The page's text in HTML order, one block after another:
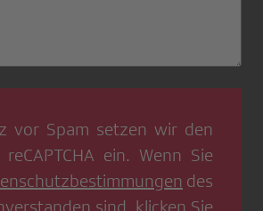
vor Spam setzen wir den
reCAPTCHA ein. Wenn Sie
des
sind, klicken Sie